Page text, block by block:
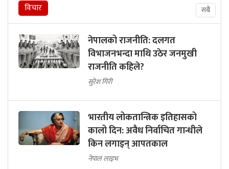
विचार सबै
नेपालको राजनीति: दलगत
विभाजनभन्दा माथि उठेर जनमुखी
राजनीति कहिले?
सुरेश गिरी
भारतीय लोकतान्त्रिक इतिहासको
कालो दिन: अवैध निर्वाचित गान्धीले
किन लगाइन् आपतकाल
नेपाल लाइभ